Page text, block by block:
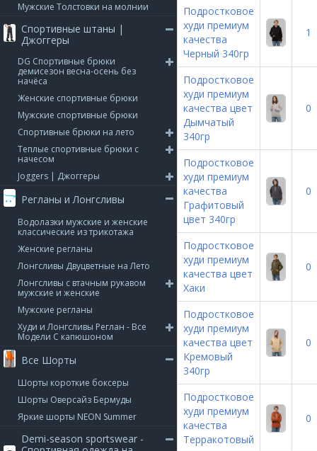
Мужские Толстовки на молнии
Спортивные штаны |
Джоггеры
DG Спортивные брюки
демисезон весна-осень без
начёса
Женские спортивные брюки
Мужские спортивные брюки
Спортивные брюки на лето
Теплые спортивные брюки с
начесом
Joggers | Джоггеры
Регланы и Лонгсливы
Водолазки мужские и женские
классические из трикотажа
Женские регланы
Лонгсливы Двуцветные на Лето
Лонгсливы с втачным рукавом
мужские и женские
Мужские регланы
Худи и Лонгсливы Реглан - Все
Модели С капюшоном
Все Шорты
Шорты короткие боксеры
Шорты Оверсайз Бермуды
Яркие шорты NEON Summer
Demi-season sportswear -
Подростковое
худи премиум
качества
Черный 340гр
1
Подростковое
худи премиум
качества цвет
Дымчатый
340гр
0
Подростковое
худи премиум
качества
Графитовый
цвет 340гр
0
Подростковое
худи премиум
качества цвет
Хаки
0
Подростковое
худи премиум
качества цвет
Кремовый
340гр
0
Подростковое
худи премиум
качества
Терракотовый
0